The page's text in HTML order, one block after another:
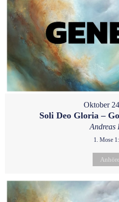
Oktober
Soli Deo Gloria –
Andreas
1. Mose